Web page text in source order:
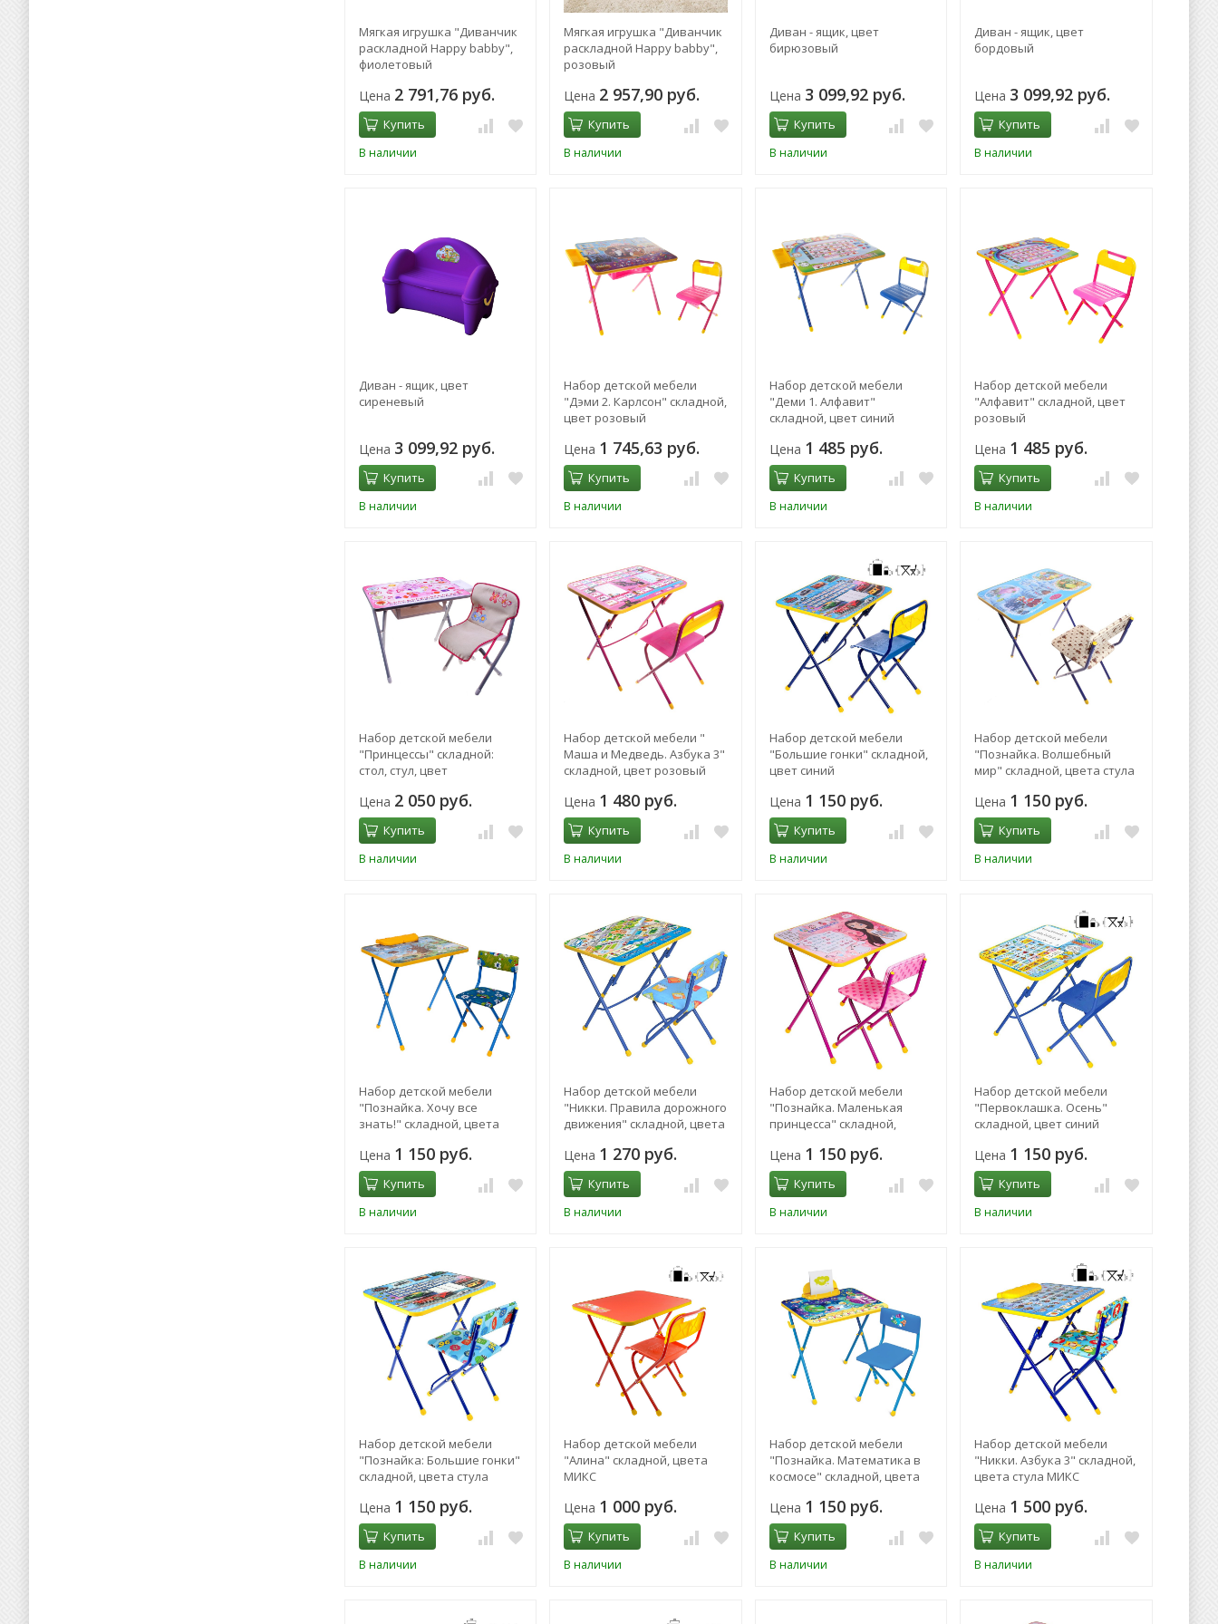
Мягкая игрушка "Диванчик
раскладной Happy babby",
фиолетовый
Цена 2 791,76 руб.
Купить
В наличии
Мягкая игрушка "Диванчик
раскладной Happy babby",
розовый
Цена 2 957,90 руб.
Купить
В наличии
Диван - ящик, цвет
бирюзовый
Цена 3 099,92 руб.
Купить
В наличии
Диван - ящик, цвет
бордовый
Цена 3 099,92 руб.
Купить
В наличии
Диван - ящик, цвет
сиреневый
Цена 3 099,92 руб.
Купить
В наличии
Набор детской мебели
"Дэми 2. Карлсон" складной,
цвет розовый
Цена 1 745,63 руб.
Купить
В наличии
Набор детской мебели
"Деми 1. Алфавит"
складной, цвет синий
Цена 1 485 руб.
Купить
В наличии
Набор детской мебели
"Алфавит" складной, цвет
розовый
Цена 1 485 руб.
Купить
В наличии
Набор детской мебели
"Принцессы" складной:
стол, стул, цвет
Цена 2 050 руб.
Купить
В наличии
Набор детской мебели "
Маша и Медведь. Азбука 3"
складной, цвет розовый
Цена 1 480 руб.
Купить
В наличии
Набор детской мебели
"Большие гонки" складной,
цвет синий
Цена 1 150 руб.
Купить
В наличии
Набор детской мебели
"Познайка. Волшебный
мир" складной, цвета стула
Цена 1 150 руб.
Купить
В наличии
Набор детской мебели
"Познайка. Хочу все
знать!" складной, цвета
Цена 1 150 руб.
Купить
В наличии
Набор детской мебели
"Никки. Правила дорожного
движения" складной, цвета
Цена 1 270 руб.
Купить
В наличии
Набор детской мебели
"Познайка. Маленькая
принцесса" складной,
Цена 1 150 руб.
Купить
В наличии
Набор детской мебели
"Первоклашка. Осень"
складной, цвет синий
Цена 1 150 руб.
Купить
В наличии
Набор детской мебели
"Познайка: Большие гонки"
складной, цвета стула
Цена 1 150 руб.
Купить
В наличии
Набор детской мебели
"Алина" складной, цвета
МИКС
Цена 1 000 руб.
Купить
В наличии
Набор детской мебели
"Познайка. Математика в
космосе" складной, цвета
Цена 1 150 руб.
Купить
В наличии
Набор детской мебели
"Никки. Азбука 3" складной,
цвета стула МИКС
Цена 1 500 руб.
Купить
В наличии